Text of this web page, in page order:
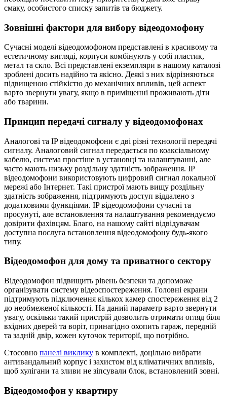
смаку, особистого списку запитів та бюджету.
Зовнішні фактори для вибору відеодомофону
Сучасні моделі відеодомофоном представлені в красивому та
естетичному вигляді, корпуси комбінують у собі пластик,
метал та скло. Всі представлені екземпляри в нашому каталозі
зроблені досить надійно та якісно. Деякі з них відрізняються
підвищеною стійкістю до механічних впливів, цей аспект
варто звернути увагу, якщо в приміщенні проживають діти
або тварини.
Принцип передачі сигналу у відеодомофонах
Аналогові та IP відеодомофони є дві різні технології передачі
сигналу. Аналоговий сигнал передається по коаксіальному
кабелю, система простіше в установці та налаштуванні, але
часто мають низьку роздільну здатність зображення. IP
відеодомофони використовують цифровий сигнал локальної
мережі або Інтернет. Такі пристрої мають вищу роздільну
здатність зображення, підтримують доступ віддалено з
додатковими функціями. IP відеодомофони сучасні та
просунуті, але встановлення та налаштування рекомендуємо
довірити фахівцям. Благо, на нашому сайті відвідувачам
доступна послуга встановлення відеодомофону будь-якого
типу.
Відеодомофон для дому та приватного сектору
Відеодомофон підвищить рівень безпеки та допоможе
організувати систему відеоспостереження. Головні екрани
підтримують підключення кількох камер спостереження від 2
до необмеженої кількості. На даний параметр варто звернути
увагу, оскільки такий пристрій дозволить отримати огляд біля
вхідних дверей та воріт, принагідно охопить гараж, передній
та задній двір, кожен куточок території, що потрібно.
Стосовно панелі виклику в комплекті, доцільно вибрати
антивандальний корпус і захистом від кліматичних впливів,
щоб хулігани та зливи не зіпсували блок, встановлений зовні.
Відеодомофон у квартиру